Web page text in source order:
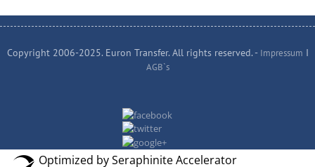
Copyright 2006-2025. Euron Transfer. All rights reserved. - Impressum I
AGB`s
Optimized by Seraphinite Accelerator